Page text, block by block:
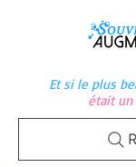
Et si le plus
était un